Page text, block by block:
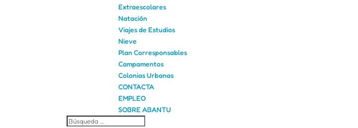
Extraescolares
Natación
Viajes de Estudios
Nieve
Plan Corresponsables
Campamentos
Colonias Urbanas
CONTACTA
EMPLEO
SOBRE ABANTU